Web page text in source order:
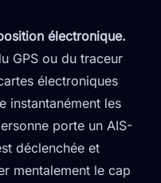
électronique.
GPS ou du traceur
électroniques
instantanément les
porte un AIS-
déclenchée et
mentalement le cap